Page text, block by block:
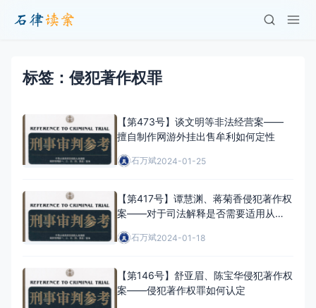
标签：侵犯著作权罪
【第473号】谈文明等非法经营案——
擅自制作网游外挂出售牟利如何定性
石万斌2024-01-25
【第417号】谭慧渊、蒋菊香侵犯著作权
案——对于司法解释是否需要适用从旧
石万斌2024-01-18
【第146号】舒亚眉、陈宝华侵犯著作权
案——侵犯著作权罪如何认定